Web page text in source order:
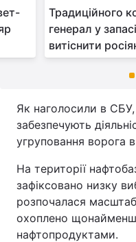
Традиційного
генерал у
витіснити
Як наголосили в СБУ,
забезпечують
угруповання ворога
На території
зафіксовано низку
розпочалася
охоплено
нафтопродуктами.